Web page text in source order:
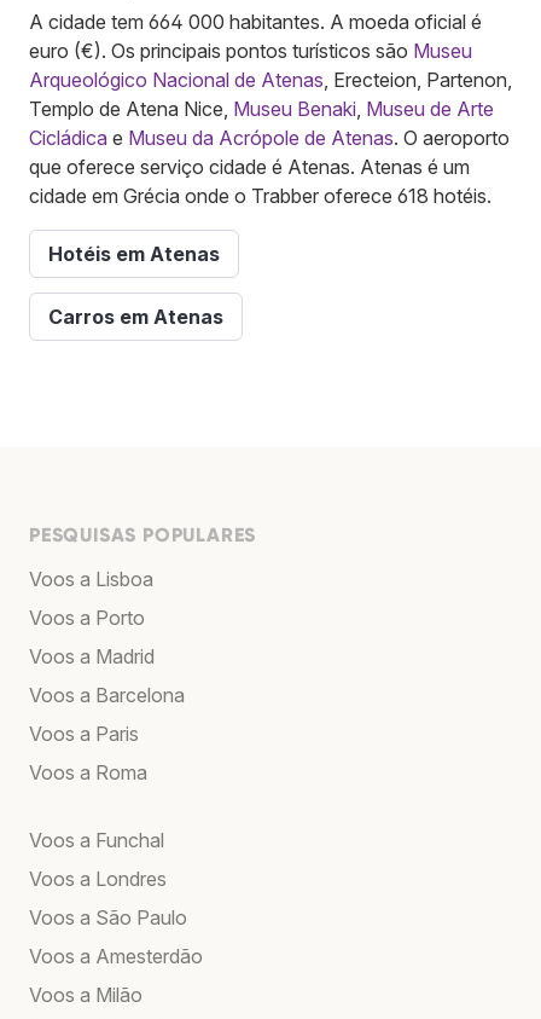
A cidade tem 664 000 habitantes. A moeda oficial é
euro (€). Os principais pontos turísticos são Museu
Arqueológico Nacional de Atenas , Erecteion, Partenon,
Templo de Atena Nice, Museu Benaki Museu de Arte
Cicládica e Museu da Acrópole de Atenas. O aeroporto
que oferece serviço cidade é Atenas. Atenas é um
cidade em Grécia onde o Trabber oferece 618 hotéis.
Hotéis em Atenas
Carros em Atenas
PESQUISAS POPULARES
Voos a Lisboa
Voos a Porto
Voos a Madrid
Voos a Barcelona
Voos a Paris
Voos a Roma
Voos a Funchal
Voos a Londres
Voos a São Paulo
Voos a Amesterdão
Voos a Milão